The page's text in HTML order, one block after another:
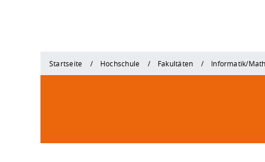
Startseite Hochschule Fakultäten Informatik/